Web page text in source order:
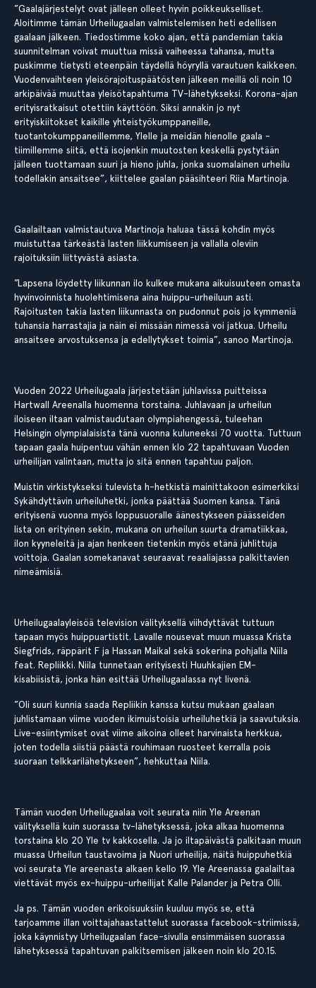
”Gaalajärjestelyt ovat jälleen olleet hyvin poikkeukselliset.
Aloitimme tämän Urheilugaalan valmistelemisen heti edellisen
gaalaan jälkeen. Tiedostimme koko ajan, että pandemian takia
suunnitelman voivat muuttua missä vaiheessa tahansa, mutta
puskimme tietysti eteenpäin täydellä höyryllä varautuen kaikkeen.
Vuodenvaihteen yleisörajoituspäätösten jälkeen meillä oli noin 10
arkipäivää muuttaa yleisötapahtuma TV-lähetykseksi. Korona-ajan
erityisratkaisut otettiin käyttöön. Siksi annakin jo nyt
erityiskiitokset kaikille yhteistyökumppaneille,
tuotantokumppaneillemme, Ylelle ja meidän hienolle gaala -
tiimillemme siitä, että isojenkin muutosten keskellä pystytään
jälleen tuottamaan suuri ja hieno juhla, jonka suomalainen urheilu
todellakin ansaitsee”, kiittelee gaalan pääsihteeri Riia Martinoja.
Gaalailtaan valmistautuva Martinoja haluaa tässä kohdin myös
muistuttaa tärkeästä lasten liikkumiseen ja vallalla oleviin
rajoituksiin liittyvästä asiasta.
”Lapsena löydetty liikunnan ilo kulkee mukana aikuisuuteen omasta
hyvinvoinnista huolehtimisena aina huippu-urheiluun asti.
Rajoitusten takia lasten liikunnasta on pudonnut pois jo kymmeniä
tuhansia harrastajia ja näin ei missään nimessä voi jatkua. Urheilu
ansaitsee arvostuksensa ja edellytykset toimia”, sanoo Martinoja.
Vuoden 2022 Urheilugaala järjestetään juhlavissa puitteissa
Hartwall Areenalla huomenna torstaina. Juhlavaan ja urheilun
iloiseen iltaan valmistaudutaan olympiahengessä, tuleehan
Helsingin olympialaisista tänä vuonna kuluneeksi 70 vuotta. Tuttuun
tapaan gaala huipentuu vähän ennen klo 22 tapahtuvaan Vuoden
urheilijan valintaan, mutta jo sitä ennen tapahtuu paljon.
Muistin virkistykseksi tulevista h-hetkistä mainittakoon esimerkiksi
Sykähdyttävin urheiluhetki, jonka päättää Suomen kansa. Tänä
erityisenä vuonna myös loppusuoralle äänestykseen päässeiden
lista on erityinen sekin, mukana on urheilun suurta dramatiikkaa,
ilon kyyneleitä ja ajan henkeen tietenkin myös etänä juhlittuja
voittoja. Gaalan somekanavat seuraavat reaaliajassa palkittavien
nimeämisiä.
Urheilugaalayleisöä television välityksellä viihdyttävät tuttuun
tapaan myös huippuartistit. Lavalle nousevat muun muassa Krista
Siegfrids, räppärit F ja Hassan Maikal sekä sokerina pohjalla Niila
feat. Repliikki. Niila tunnetaan erityisesti Huuhkajien EM-
kisabiisistä, jonka hän esittää Urheilugaalassa nyt livenä.
”Oli suuri kunnia saada Repliikin kanssa kutsu mukaan gaalaan
juhlistamaan viime vuoden ikimuistoisia urheiluhetkiä ja saavutuksia.
Live-esiintymiset ovat viime aikoina olleet harvinaista herkkua,
joten todella siistiä päästä rouhimaan ruosteet kerralla pois
suoraan telkkarilähetykseen”, hehkuttaa Niila.
Tämän vuoden Urheilugaalaa voit seurata niin Yle Areenan
välityksellä kuin suorassa tv-lähetyksessä, joka alkaa huomenna
torstaina klo 20 Yle tv kakkosella. Ja jo iltapäivästä palkitaan muun
muassa Urheilun taustavoima ja Nuori urheilija, näitä huippuhetkiä
voi seurata Yle areenasta alkaen kello 19. Yle Areenassa gaalailtaa
viettävät myös ex-huippu-urheilijat Kalle Palander ja Petra Olli.
Ja ps. Tämän vuoden erikoisuuksiin kuuluu myös se, että
tarjoamme illan voittajahaastattelut suorassa facebook-striimissä,
joka käynnistyy Urheilugaalan face-sivulla ensimmäisen suorassa
lähetyksessä tapahtuvan palkitsemisen jälkeen noin klo 20.15.